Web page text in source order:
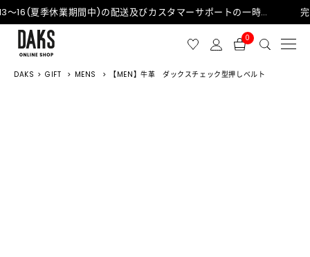
0
DAKS GIFT MENS 【MEN】牛革 ダックスチェック型押しベルト